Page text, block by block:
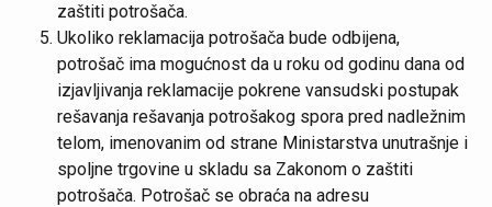
zaštiti potrošača.
Ukoliko reklamacija potrošača bude odbijena,
potrošač ima mogućnost da u roku od godinu dana od
izjavljivanja reklamacije pokrene vansudski postupak
rešavanja rešavanja potrošakog spora pred nadležnim
telom, imenovanim od strane Ministarstva unutrašnje i
spoljne trgovine u skladu sa Zakonom o zaštiti
potrošača. Potrošač se obraća na adresu